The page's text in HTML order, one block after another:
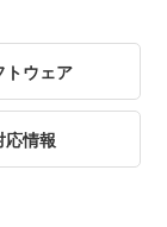
トウェア
応情報